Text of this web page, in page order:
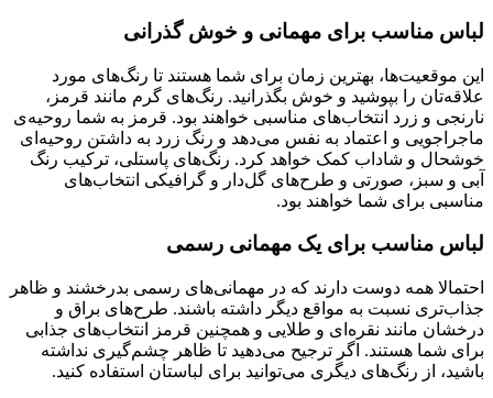
لباس مناسب برای مهمانی و خوش گذرانی
این موقعیت‌ها، بهترین زمان برای شما هستند تا رنگ‌های مورد
علاقه‌تان را بپوشید و خوش بگذرانید. رنگ‌های گرم مانند قرمز،
نارنجی و زرد انتخاب‌های مناسبی خواهند بود. قرمز به شما روحیه‌ی
ماجراجویی و اعتماد به نفس می‌دهد و رنگ زرد به داشتن روحیه‌ای
خوشحال و شاداب کمک خواهد کرد. رنگ‌های پاستلی، ترکیب رنگ
آبی و سبز، صورتی و طرح‌های گل‌دار و گرافیکی انتخاب‌های
مناسبی برای شما خواهند بود.
لباس مناسب برای یک مهمانی رسمی
احتمالا همه دوست دارند که در مهمانی‌های رسمی بدرخشند و ظاهر
جذاب‌تری نسبت به مواقع دیگر داشته باشند. طرح‌های براق و
درخشان مانند نقره‌ای و طلایی و همچنین قرمز انتخاب‌های جذابی
برای شما هستند. اگر ترجیح می‌دهید تا ظاهر چشم‌گیری نداشته
باشید، از رنگ‌های دیگری می‌توانید برای لباستان استفاده کنید.